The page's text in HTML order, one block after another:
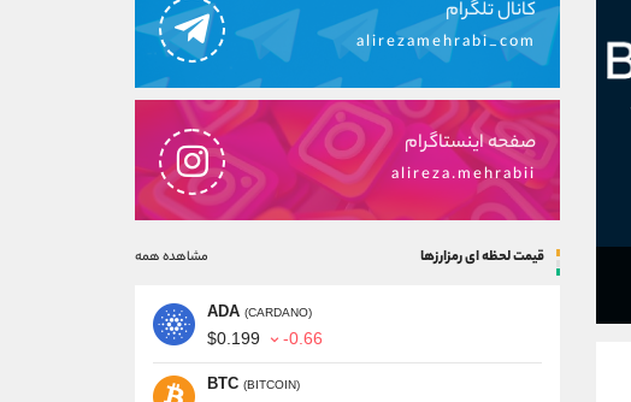
کانال تلگرام
alirezamehrabi_com
صفحه اینستاگرام
alireza.mehrabii
قیمت لحظه ای رمزارزها مشاهده همه
ADA (CARDANO)
$0.199 -0.66
BTC (BITCOIN)